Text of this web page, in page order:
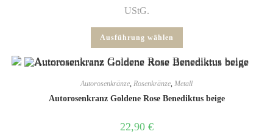
UStG.
Ausführung wählen
Autorosenkränze Rosenkränze Metall
Autorosenkranz Goldene Rose Benediktus beige
22,90 €